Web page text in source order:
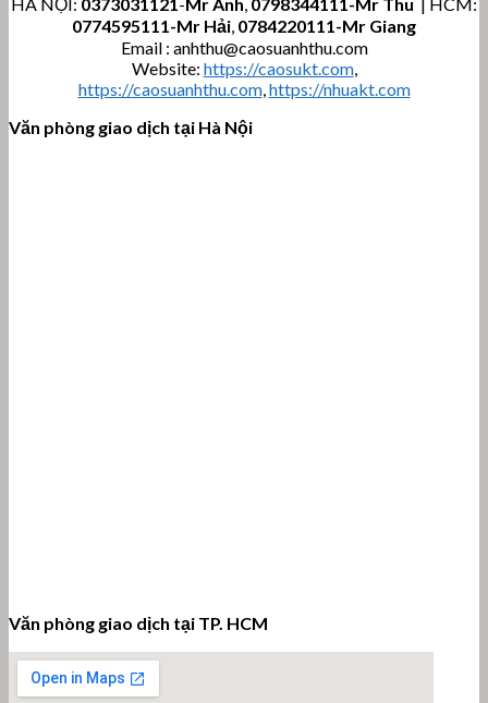
HÀ NỘI: 0373031121- Mr Anh, 0798344111-Mr Thu
| HCM:
0774595111-Mr Hải, 0784220111-Mr Giang
Email : anhthu@caosuanhthu.com
Website: https://caosukt.com,
https://caosuanhthu.com,https://nhuakt.com
Văn phòng giao dịch tại Hà Nội
Văn phòng giao dịch tại TP. HCM